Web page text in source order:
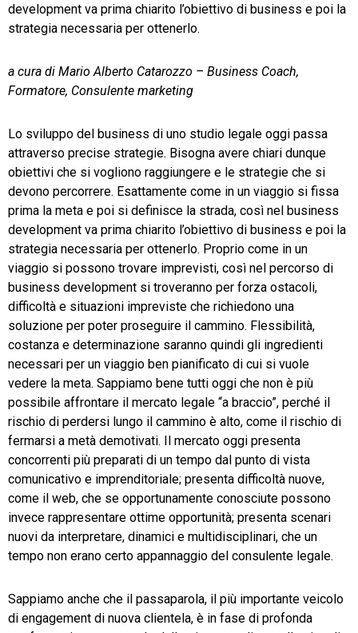
development va prima chiarito l’obiettivo di business e poi la
strategia necessaria per ottenerlo.
a cura di Mario Alberto Catarozzo – Business Coach,
Formatore, Consulente marketing
Lo sviluppo del business di uno studio legale oggi passa
attraverso precise strategie. Bisogna avere chiari dunque
obiettivi che si vogliono raggiungere e le strategie che si
devono percorrere. Esattamente come in un viaggio si fissa
prima la meta e poi si definisce la strada, così nel business
development va prima chiarito l’obiettivo di business e poi la
strategia necessaria per ottenerlo. Proprio come in un
viaggio si possono trovare imprevisti, così nel percorso di
business development si troveranno per forza ostacoli,
difficoltà e situazioni impreviste che richiedono una
soluzione per poter proseguire il cammino. Flessibilità,
costanza e determinazione saranno quindi gli ingredienti
necessari per un viaggio ben pianificato di cui si vuole
vedere la meta. Sappiamo bene tutti oggi che non è più
possibile affrontare il mercato legale “a braccio”, perché il
rischio di perdersi lungo il cammino è alto, come il rischio di
fermarsi a metà demotivati. Il mercato oggi presenta
concorrenti più preparati di un tempo dal punto di vista
comunicativo e imprenditoriale; presenta difficoltà nuove,
come il web, che se opportunamente conosciute possono
invece rappresentare ottime opportunità; presenta scenari
nuovi da interpretare, dinamici e multidisciplinari, che un
tempo non erano certo appannaggio del consulente legale.
Sappiamo anche che il passaparola, il più importante veicolo
di engagement di nuova clientela, è in fase di profonda